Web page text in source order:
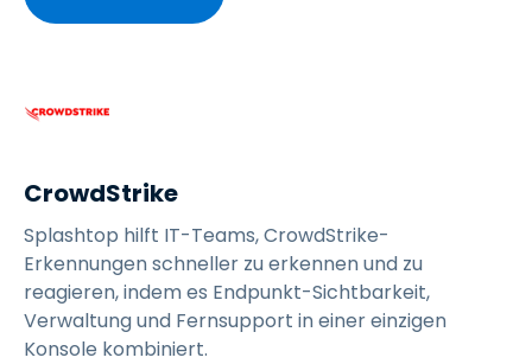
CrowdStrike
Splashtop hilft IT-Teams, CrowdStrike-
Erkennungen schneller zu erkennen und zu
reagieren, indem es Endpunkt-Sichtbarkeit,
Verwaltung und Fernsupport in einer einzigen
Konsole kombiniert.